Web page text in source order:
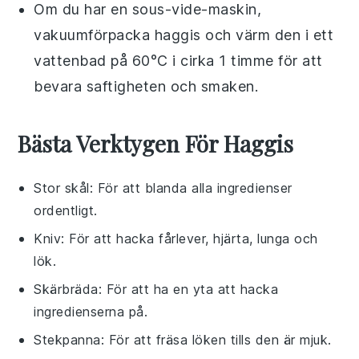
Om du har en sous-vide-maskin,
vakuumförpacka haggis och värm den i ett
vattenbad på 60°C i cirka 1 timme för att
bevara saftigheten och smaken.
Bästa Verktygen För Haggis
Stor skål: För att blanda alla ingredienser
ordentligt.
Kniv: För att hacka fårlever, hjärta, lunga och
lök.
Skärbräda: För att ha en yta att hacka
ingredienserna på.
Stekpanna: För att fräsa löken tills den är mjuk.